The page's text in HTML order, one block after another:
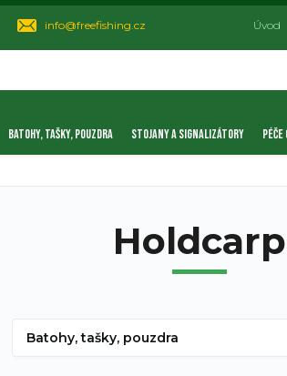
info@freefishing.cz Úvod
BATOHY, TAŠKY, POUZDRA STOJANY A SIGNALIZÁTORY PÉČE
Holdcarp
Batohy, tašky, pouzdra